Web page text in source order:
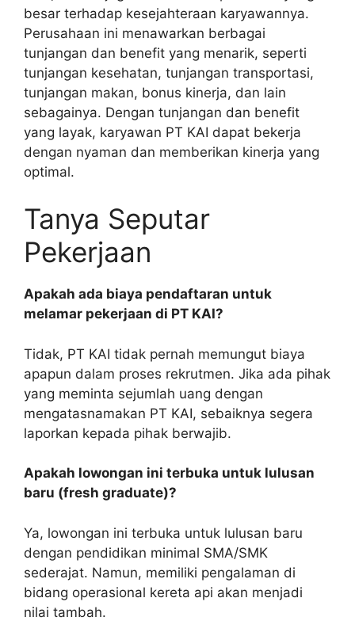
besar terhadap kesejahteraan karyawannya.
Perusahaan ini menawarkan berbagai
tunjangan dan benefit yang menarik, seperti
tunjangan kesehatan, tunjangan transportasi,
tunjangan makan, bonus kinerja, dan lain
sebagainya. Dengan tunjangan dan benefit
yang layak, karyawan PT KAI dapat bekerja
dengan nyaman dan memberikan kinerja yang
optimal.
Tanya Seputar
Pekerjaan
Apakah ada biaya pendaftaran untuk
melamar pekerjaan di PT KAI?
Tidak, PT KAI tidak pernah memungut biaya
apapun dalam proses rekrutmen. Jika ada pihak
yang meminta sejumlah uang dengan
mengatasnamakan PT KAI, sebaiknya segera
laporkan kepada pihak berwajib.
Apakah lowongan ini terbuka untuk lulusan
baru (fresh graduate)?
Ya, lowongan ini terbuka untuk lulusan baru
dengan pendidikan minimal SMA/SMK
sederajat. Namun, memiliki pengalaman di
bidang operasional kereta api akan menjadi
nilai tambah.